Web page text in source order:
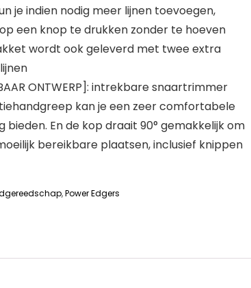
je indien nodig meer lijnen toevoegen,
een knop te drukken zonder te hoeven
wordt ook geleverd met twee extra
ONTWERP]: intrekbare snaartrimmer
kan je een zeer comfortabele
bieden. En de kop draait 90° gemakkelijk om
bereikbare plaatsen, inclusief knippen
,Power Edgers